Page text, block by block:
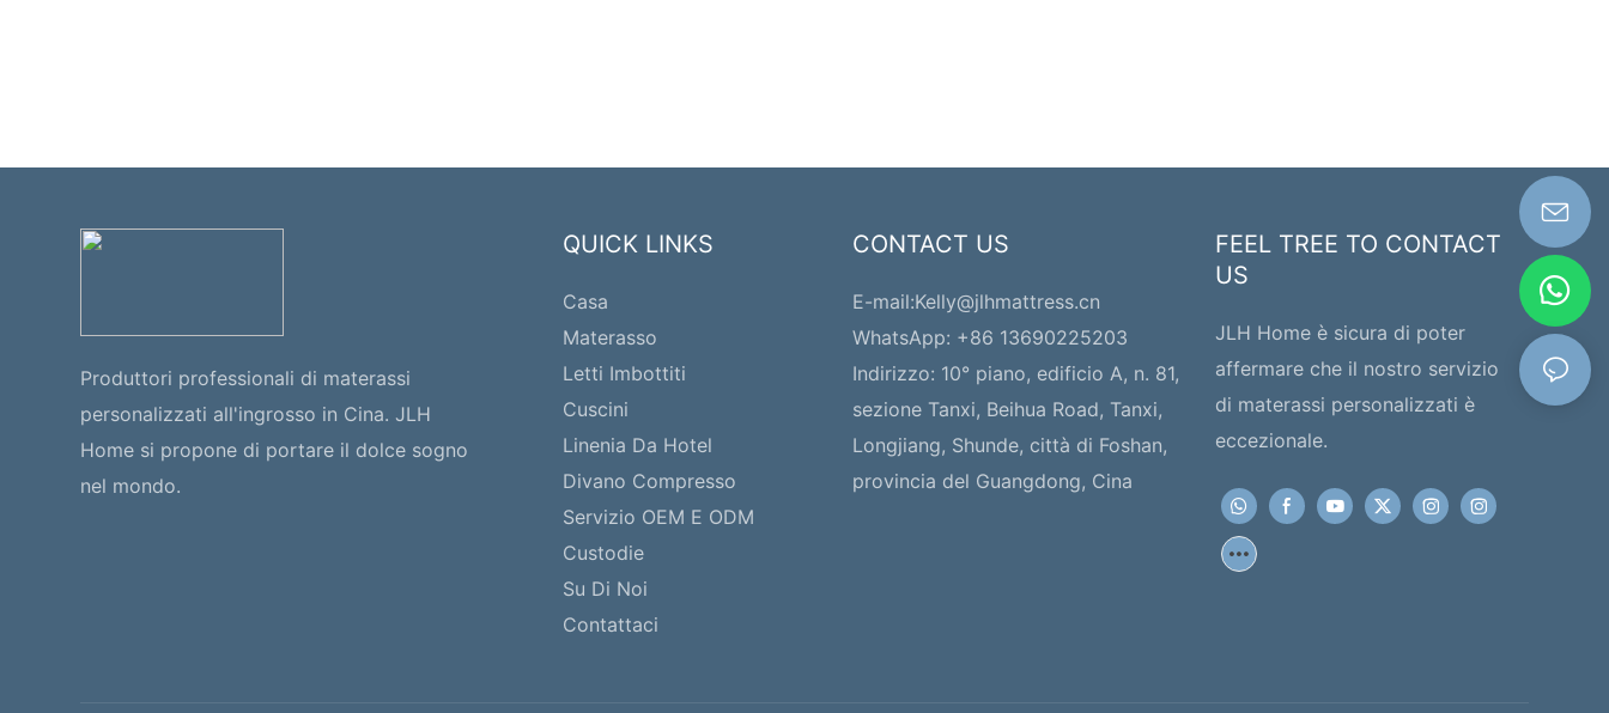
Produttori professionali di materassi
personalizzati all'ingrosso in Cina. JLH
Home si propone di portare il dolce sogno
nel mondo.
QUICK LINKS
Casa
Materasso
Letti Imbottiti
Cuscini
Linenia Da Hotel
Divano Compresso
Servizio OEM E ODM
Custodie
Su Di Noi
Contattaci
CONTACT US
E-mail:Kelly@jlhmattress.cn
WhatsApp: +86 13690225203
Indirizzo: 10° piano, edificio A, n. 81,
sezione Tanxi, Beihua Road, Tanxi,
Longjiang, Shunde, città di Foshan,
provincia del Guangdong, Cina
FEEL TREE TO CONTACT
US
JLH Home è sicura di poter
affermare che il nostro servizio
di materassi personalizzati è
eccezionale.